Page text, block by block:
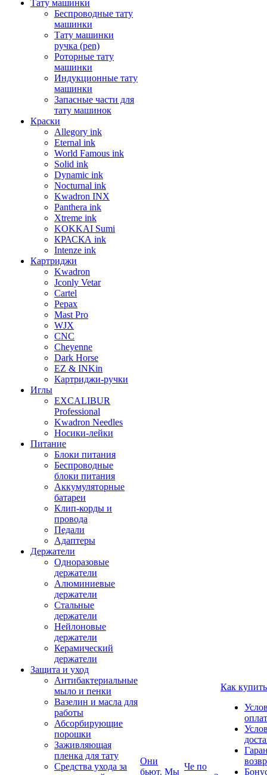
Тату машинки
Беспроводные тату
машинки
Тату машинки
ручка (pen)
Роторные тату
машинки
Индукционные тату
машинки
Запасные части для
тату машинок
Краски
Allegory ink
Eternal ink
World Famous ink
Solid ink
Dynamic ink
Nocturnal ink
Kwadron INX
Panthera ink
Xtreme ink
KOKKAI Sumi
КРАСКА ink
Intenze ink
Картриджи
Kwadron
Jconly Vetar
Cartel
Pepax
Mast Pro
WJX
CNC
Cheyenne
Dark Horse
EZ & INKin
Картриджи-ручки
Иглы
EXCALIBUR
Professional
Kwadron Needles
Носики-лейки
Питание
Блоки питания
Беспроводные
блоки питания
Аккумуляторные
батареи
Клип-корды и
провода
Педали
Адаптеры
Держатели
Одноразовые
держатели
Алюминиевые
держатели
Стальные
держатели
Нейлоновые
держатели
Керамический
держатели
Защита и уход
Антибактериальные
мыло и пенки
Вазелин и масла для
работы
Абсорбирующие
порошки
Заживляющая
пленка для тату
Средства ухода за
Они
бьют. Мы
Че по
Как купить